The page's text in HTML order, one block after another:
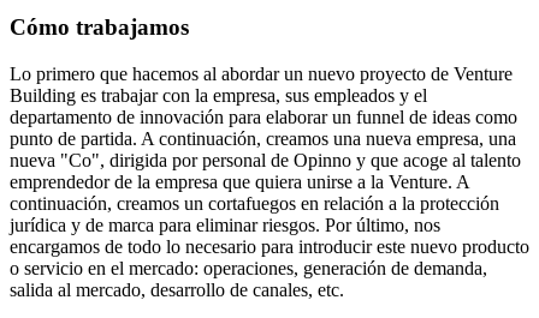
Cómo trabajamos
Lo primero que hacemos al abordar un nuevo proyecto de Venture
Building es trabajar con la empresa, sus empleados y el
departamento de innovación para elaborar un funnel de ideas como
punto de partida. A continuación, creamos una nueva empresa, una
nueva "Co", dirigida por personal de Opinno y que acoge al talento
emprendedor de la empresa que quiera unirse a la Venture. A
continuación, creamos un cortafuegos en relación a la protección
jurídica y de marca para eliminar riesgos. Por último, nos
encargamos de todo lo necesario para introducir este nuevo producto
o servicio en el mercado: operaciones, generación de demanda,
salida al mercado, desarrollo de canales, etc.